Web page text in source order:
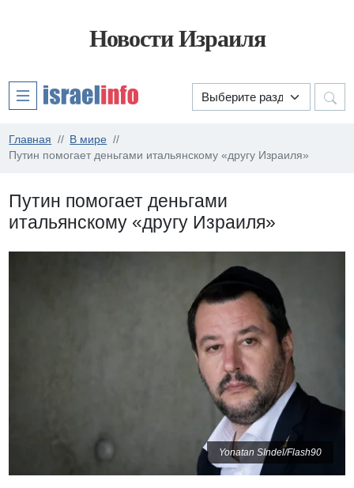
Новости Израиля
Главная
В мире
Путин помогает деньгами итальянскому «другу Израиля»
Путин помогает деньгами
итальянскому «другу Израиля»
Yonatan SIndel/Flash90